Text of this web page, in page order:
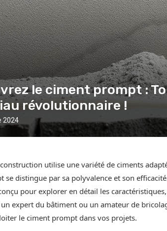
le ciment prompt :
révolutionnaire !
2024
utilise une variété de ciments
se distingue par sa polyvalence et son
pour explorer en détail les
expert du bâtiment ou un amateur de
le ciment prompt dans vos projets.